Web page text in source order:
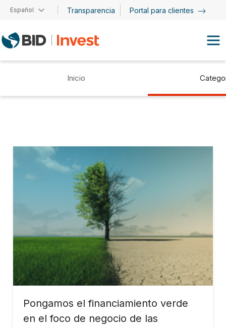
Pasar al contenido principal
Español Transparencia Portal para clientes
Inicio
Pongamos el financiamiento verde
en el foco de negocio de las